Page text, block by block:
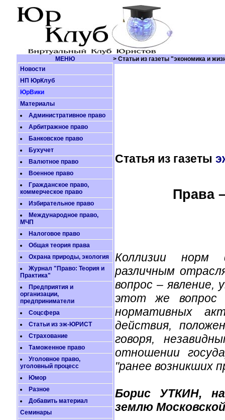
МЕНЮ
> Статьи из газеты "экономика и
Новости
НП ЮрКлуб
ЮрВики
Материалы
Административное право
Арбитражное право
Банковское право
Бухучет
Валютное право
Военное право
Гражданское право,
коммерческое право
Избирательное право
Международное право,
МЧП
Налоговое право
Общая теория права
Охрана природы, экология
Журнал "Право: Теория и
Практика"
Предприятия и
организации,
предприниматели
Соцсфера
Статьи из эж-ЮРИСТ
Страхование
Таможенное право
Уголовное право,
уголовный процесс
Юмор
Разное
Добавить материал
Семинары
Статья из газеты
Права
Коллизии норм
различным
вопрос – явление,
этот же вопрос
нормативных
действия,
говоря,
отношении
"ранее возникших
Борис УТКИН,
землю